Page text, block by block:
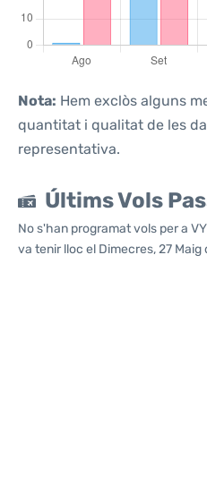
Nota: Hem exclòs alguns
quantitat i qualitat de les
representativa.
Últims Vols
No s'han programat vols per a
va tenir lloc el Dimecres, 27 Maig